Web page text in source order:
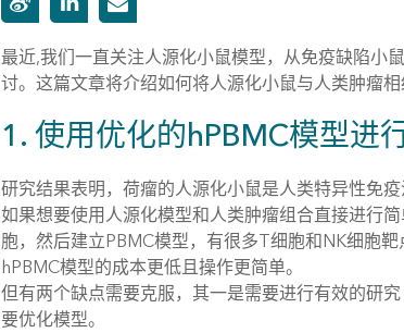
最近,我们一直关注人源化小鼠模型，从免疫缺陷小
讨。这篇文章将介绍如何将人源化小鼠与人类肿瘤
1. 使用优化的hPBMC模型进
研究结果表明，荷瘤的人源化小鼠是人类特异性免
如果想要使用人源化模型和人类肿瘤组合直接进行
胞，然后建立PBMC模型，有很多T细胞和NK细胞
hPBMC模型的成本更低且操作更简单。
但有两个缺点需要克服，其一是需要进行有效的研
要优化模型。